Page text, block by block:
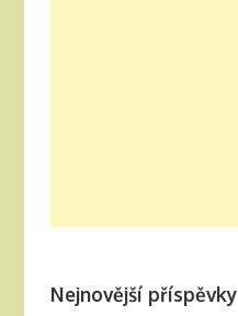
Nejnovější příspěvky